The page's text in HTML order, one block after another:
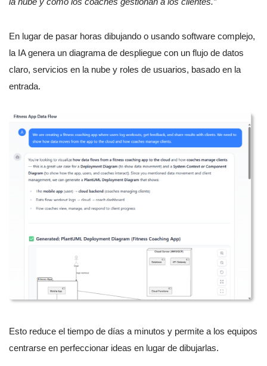
En lugar de pasar horas dibujando o usando software complejo,
la IA genera un diagrama de despliegue con un flujo de datos
claro, servicios en la nube y roles de usuarios, basado en la
entrada.
Esto reduce el tiempo de días a minutos y permite a los equipos
centrarse en perfeccionar ideas en lugar de dibujarlas.